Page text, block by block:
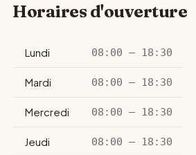
Horaires d'ouverture
Lundi 08:00 – 18:30
Mardi 08:00 – 18:30
Mercredi 08:00 – 18:30
Jeudi 08:00 – 18:30